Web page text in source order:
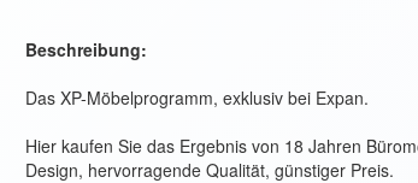
Beschreibung:
Das XP-Möbelprogramm, exklusiv bei Expan.
Hier kaufen Sie das Ergebnis von 18 Jahren
Design, hervorragende Qualität, günstiger Preis.